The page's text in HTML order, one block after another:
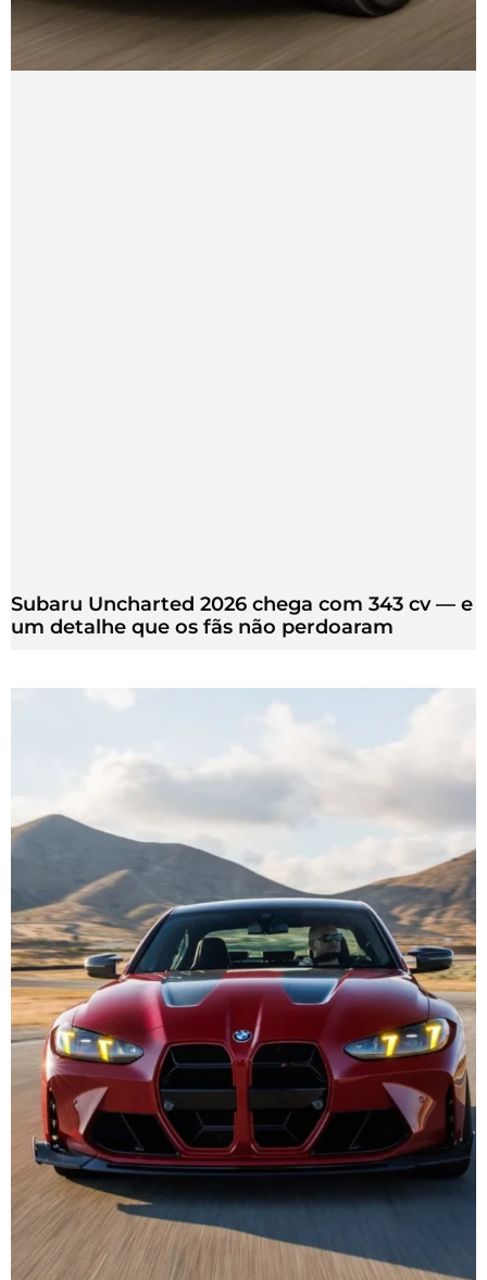
Subaru Uncharted 2026 chega com 343 cv — e
um detalhe que os fãs não perdoaram